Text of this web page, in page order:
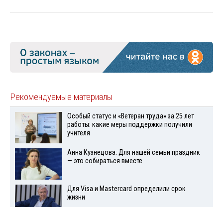
Рекомендуемые материалы
Особый статус и «Ветеран труда» за 25 лет
работы: какие меры поддержки получили
учителя
Анна Кузнецова: Для нашей семьи праздник
— это собираться вместе
Для Visа и Mastercard определили срок
жизни